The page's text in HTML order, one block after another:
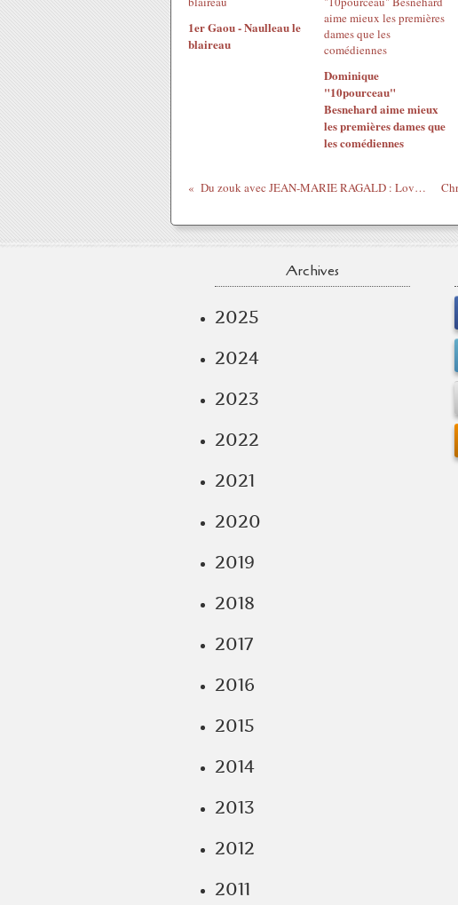
1er Gaou - Naulleau le
blaireau
Dominique
"10pourceau"
Besnehard aime mieux
les premières dames que
les comédiennes
Du zouk avec JEAN-MARIE RAGALD : Love de vou
Archives
2025
2024
2023
2022
2021
2020
2019
2018
2017
2016
2015
2014
2013
2012
2011